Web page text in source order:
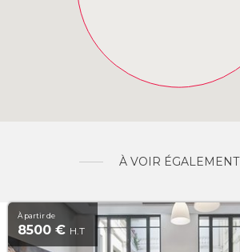
À VOIR ÉGALEMENT
À partir de
8500 € H.T